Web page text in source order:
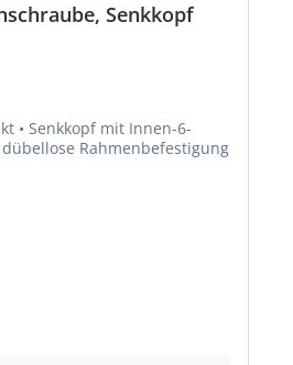
Senkkopf
• Für dübellose Rahmenbefestigung